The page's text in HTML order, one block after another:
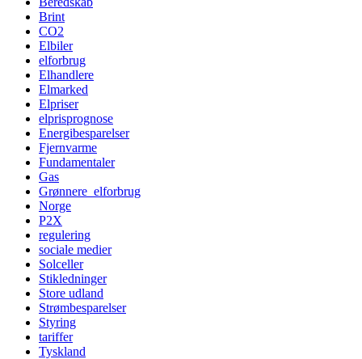
Brint
CO2
Elbiler
elforbrug
Elhandlere
Elmarked
Elpriser
elprisprognose
Energibesparelser
Fjernvarme
Fundamentaler
Gas
Grønnere_elforbrug
Norge
P2X
regulering
sociale medier
Solceller
Stikledninger
Store udland
Strømbesparelser
Styring
tariffer
Tyskland